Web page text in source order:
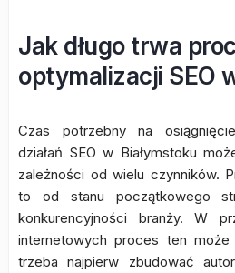
Jak długo trwa
optymalizacji SEO
Czas potrzebny na
działań SEO w Białymstoku
zależności od wielu czynników.
to od stanu początkowego
konkurencyjności branży. W
internetowych proces ten może
trzeba najpierw zbudować